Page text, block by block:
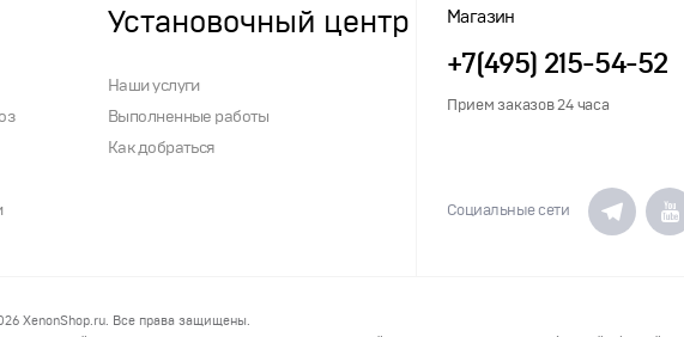
Установочный центр
Наши услуги
Выполненные работы
Как добраться
Магазин
+7(495) 215-54-52
Прием заказов 24 часа
Социальные сети
XenonShop.ru. Все права защищены.